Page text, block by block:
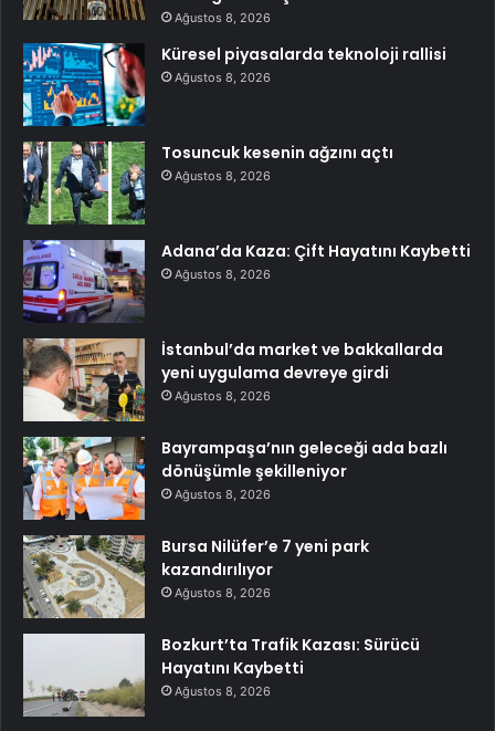
Ağustos 8, 2026
Küresel piyasalarda teknoloji rallisi
Ağustos 8, 2026
Tosuncuk kesenin ağzını açtı
Ağustos 8, 2026
Adana’da Kaza: Çift Hayatını Kaybetti
Ağustos 8, 2026
İstanbul’da market ve bakkallarda
yeni uygulama devreye girdi
Ağustos 8, 2026
Bayrampaşa’nın geleceği ada bazlı
dönüşümle şekilleniyor
Ağustos 8, 2026
Bursa Nilüfer’e 7 yeni park
kazandırılıyor
Ağustos 8, 2026
Bozkurt’ta Trafik Kazası: Sürücü
Hayatını Kaybetti
Ağustos 8, 2026